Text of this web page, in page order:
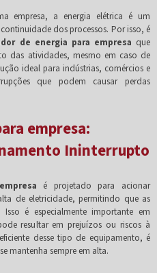
empresa, a energia elétrica é um
dos processos. Por isso, é
de energia para empresa que
das atividades, mesmo em caso de
ideal para indústrias, comércios e
que podem causar perdas
empresa:
Ininterrupto
é projetado para acionar
de eletricidade, permitindo que as
é especialmente importante em
resultar em prejuízos ou riscos à
desse tipo de equipamento, é
mantenha sempre em alta.